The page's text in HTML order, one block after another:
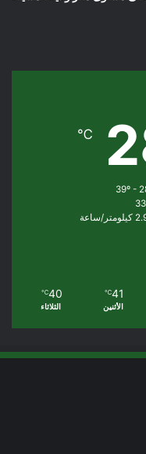
℃
ساعة
41
℃
الأثنين
40
℃
الثلاثاء